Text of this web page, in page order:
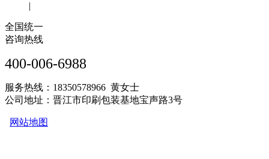
|
全国统一
咨询热线
400-006-6988
服务热线：18350578966 黄女士
公司地址：晋江市印刷包装基地宝声路3号
网站地图